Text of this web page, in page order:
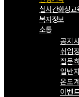
실시간화상교
복지정보
소통
공지
취업
질문
일반
온도
이벤